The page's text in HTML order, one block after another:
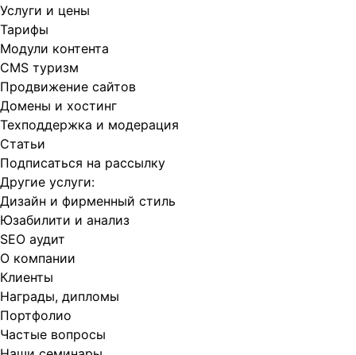
Услуги и цены
Тарифы
Модули контента
CMS туризм
Продвижение сайтов
Домены и хостинг
Техподдержка и модерация
Статьи
Подписаться на рассылку
Другие услуги:
Дизайн и фирменный стиль
Юзабилити и анализ
SEO аудит
О компании
Клиенты
Награды, дипломы
Портфолио
Частые вопросы